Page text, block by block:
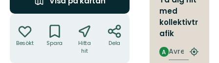
Besökt Spara
Hitta
hit
Dela
med
kollektivtr
afik
Avresa
A
Hitta